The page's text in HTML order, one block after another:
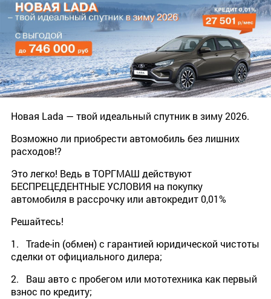
Новая Lada — твой идеальный спутник в зиму 2026.
Возможно ли приобрести автомобиль без лишних
расходов!?
Это легко! Ведь в ТОРГМАШ действуют
БЕСПРЕЦЕДЕНТНЫЕ УСЛОВИЯ на покупку
автомобиля в рассрочку или автокредит 0,01%
Решайтесь!
1. Trade-in (обмен) с гарантией юридической чистоты
сделки от официального дилера;
2. Ваш авто с пробегом или мототехника как первый
взнос по кредиту;